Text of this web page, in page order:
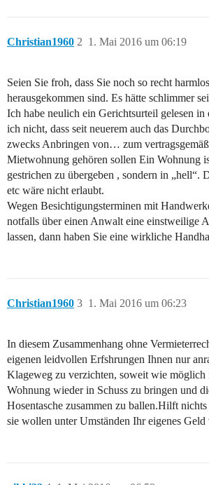
Christian1960 1. Mai 2016 um 06:19
2
Seien Sie froh, dass Sie noch so recht
herausgekommen sind. Es hätte schlimmer
Ich habe neulich ein Gerichtsurteil gelesen
ich nicht, dass seit neuerem auch das
zwecks Anbringen von… zum
Mietwohnung gehören sollen Ein Wohnung
gestrichen zu übergeben , sondern in „hell“.
etc wäre nicht erlaubt.
Wegen Besichtigungsterminen mit
notfalls über einen Anwalt eine einstweilige
lassen, dann haben Sie eine wirkliche
Christian1960 1. Mai 2016 um 06:23
3
In diesem Zusammenhang ohne
eigenen leidvollen Erfshrungen Ihnen nur
Klageweg zu verzichten, soweit wie möglich
Wohnung wieder in Schuss zu bringen und
Hosentasche zusammen zu ballen.Hilft nichts
sie wollen unter Umständen Ihr eigenes Geld